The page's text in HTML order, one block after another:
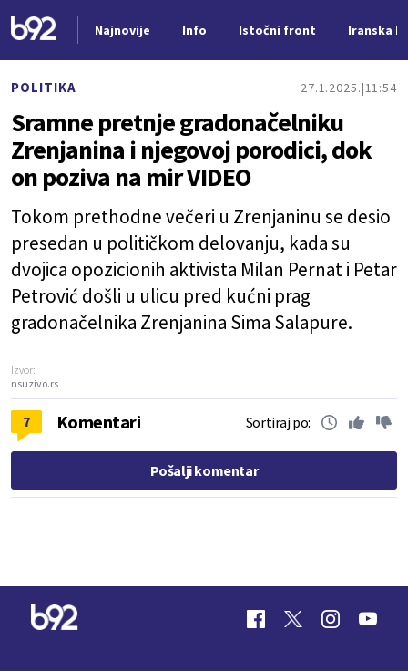
Najnovije Info Istočni front Iranska
POLITIKA 27.1.2025. 11:54
Sramne pretnje gradonačelniku
Zrenjanina i njegovoj porodici, dok
on poziva na mir VIDEO
Tokom prethodne večeri u Zrenjaninu se desio
presedan u političkom delovanju, kada su
dvojica opozicionih aktivista Milan Pernat i Petar
Petrović došli u ulicu pred kućni prag
gradonačelnika Zrenjanina Sima Salapure.
Izvor:
nsuzivo.rs
7 Komentari Sortiraj po:
Pošalji komentar